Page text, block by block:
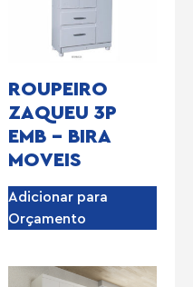
ROUPEIRO
ZAQUEU 3P
EMB – BIRA
MOVEIS
Adicionar para
Orçamento